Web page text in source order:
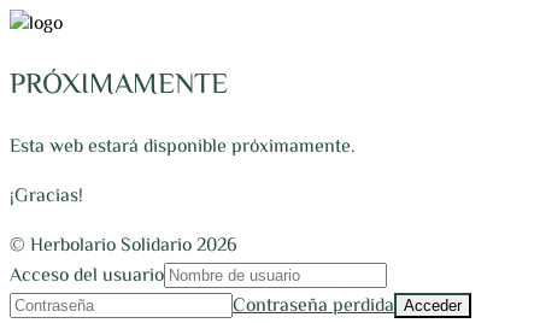
PRÓXIMAMENTE
Esta web estará disponible próximamente.
¡Gracias!
© Herbolario Solidario 2026
Acceso del usuario
Contraseña perdida